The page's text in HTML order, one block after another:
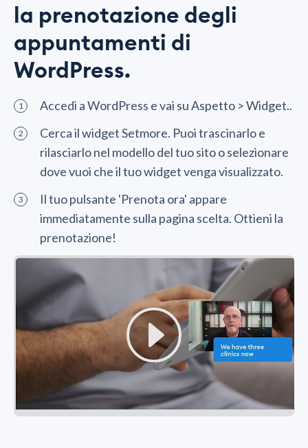
la prenotazione degli
appuntamenti di
WordPress.
Accedi a WordPress e vai su Aspetto > Widget..
Cerca il widget Setmore. Puoi trascinarlo e
rilasciarlo nel modello del tuo sito o selezionare
dove vuoi che il tuo widget venga visualizzato.
Il tuo pulsante 'Prenota ora' appare
immediatamente sulla pagina scelta. Ottieni la
prenotazione!